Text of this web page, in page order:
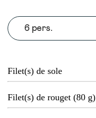
6 pers.
Filet(s) de sole
Filet(s) de rouget (80 g)